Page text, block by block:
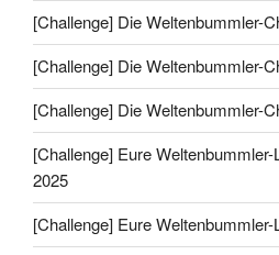
[Challenge] Die Weltenbummler-
[Challenge] Die Weltenbummler-
[Challenge] Die Weltenbummler-
[Challenge] Eure
2025
[Challenge] Eure